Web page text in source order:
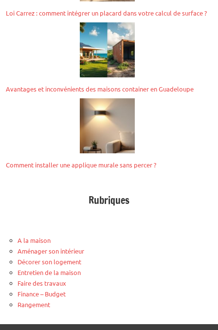
Loi Carrez : comment intégrer un placard dans votre calcul de surface ?
Avantages et inconvénients des maisons container en Guadeloupe
Comment installer une applique murale sans percer ?
Rubriques
A la maison
Aménager son intérieur
Décorer son logement
Entretien de la maison
Faire des travaux
Finance – Budget
Rangement